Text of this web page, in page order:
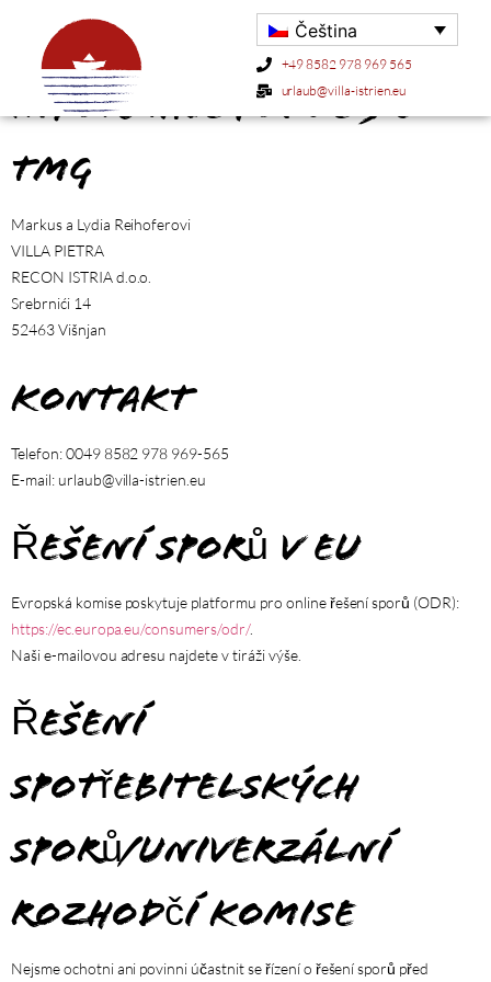
Čeština
+49 8582 978 969 565
urlaub@villa-istrien.eu
Informace podle § 5
TMG
Markus a Lydia Reihoferovi
VILLA PIETRA
RECON ISTRIA d.o.o.
Srebrnići 14
52463 Višnjan
Kontakt
Telefon: 0049 8582 978 969-565
E-mail: urlaub@villa-istrien.eu
Řešení sporů v EU
Evropská komise poskytuje platformu pro online řešení sporů (ODR):
https://ec.europa.eu/consumers/odr/.
Naši e-mailovou adresu najdete v tiráži výše.
Řešení
spotřebitelských
sporů/Univerzální
rozhodčí komise
Nejsme ochotni ani povinni účastnit se řízení o řešení sporů před